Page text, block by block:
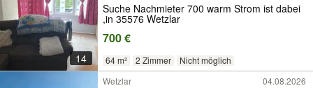
14
Suche Nachmieter 700 warm Strom ist dabei
,in 35576 Wetzlar
700 €
64 m² 2 Zimmer Nicht möglich
Wetzlar 04.08.2026